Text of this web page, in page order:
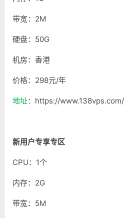
带宽：2M
硬盘：50G
机房：香港
价格：298元/年
地址：https://
新用户专享专区
CPU：1个
内存：2G
带宽：5M